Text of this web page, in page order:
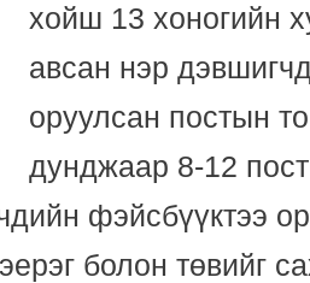
хойш 13 хоногийн
авсан нэр
оруулсан постын
дунджаар 8-12
фэйсбүүктээ
болон төвийг